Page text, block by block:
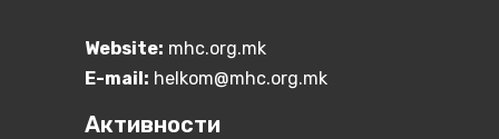
Website: mhc.org.mk
E-mail: helkom@mhc.org.mk
Активности